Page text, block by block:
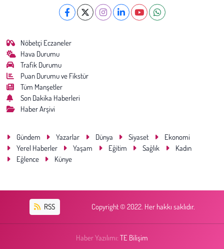
Nöbetçi Eczaneler
Hava Durumu
Trafik Durumu
Puan Durumu ve Fikstür
Tüm Manşetler
Son Dakika Haberleri
Haber Arşivi
Gündem Yazarlar Dünya Siyaset
Ekonomi
Yerel Haberler
Yaşam Eğitim Sağlık
Kadın
Eğlence
Künye
RSS Copyright © 2022. Her hakkı saklıdır.
Haber Yazılımı: TE Bilişim